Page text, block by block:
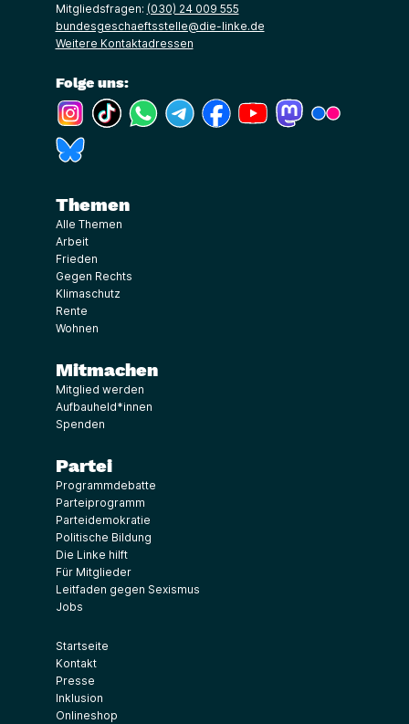
Mitgliedsfragen: (030) 24 009 555
bundesgeschaeftsstelle@die-linke.de
Weitere Kontaktadressen
Folge uns:
(Link öffnet ein neues Fenster)
(Link öffnet ein neues Fenster)
(Link öffnet ein neues Fenster)
(Link öffnet ein neues Fenster)
(Link öffnet ein neues Fenster)
(Link öffnet ein neues
(Link öffnet ein
Themen
Alle Themen
Arbeit
Frieden
Gegen Rechts
Klimaschutz
Rente
Wohnen
Mitmachen
Mitglied werden
Aufbauheld*innen
Spenden
Partei
Programmdebatte
Parteiprogramm
Parteidemokratie
Politische Bildung
Die Linke hilft
Für Mitglieder
Leitfaden gegen Sexismus
Jobs
Startseite
Kontakt
Presse
Inklusion
Onlineshop